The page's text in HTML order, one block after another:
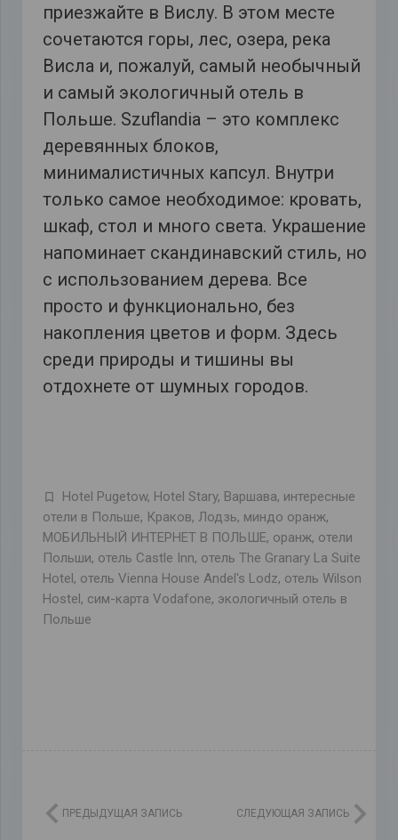
приезжайте в Вислу. В этом месте
сочетаются горы, лес, озера, река
Висла и, пожалуй, самый необычный
и самый экологичный отель в
Польше. Szuflandia – это комплекс
деревянных блоков,
минималистичных капсул. Внутри
только самое необходимое: кровать,
шкаф, стол и много света. Украшение
напоминает скандинавский стиль, но
с использованием дерева. Все
просто и функционально, без
накопления цветов и форм. Здесь
среди природы и тишины вы
отдохнете от шумных городов.
Hotel Pugetow, Hotel Stary, Варшава, интересные
отели в Польше, Краков, Лодзь, миндо оранж,
МОБИЛЬНЫЙ ИНТЕРНЕТ В ПОЛЬШЕ, оранж, отели
Польши, отель Castle Inn, отель The Granary La Suite
Hotel, отель Vienna House Andel's Lodz, отель Wilson
Hostel, сим-карта Vodafonе, экологичный отель в
Польше
ПРЕДЫДУЩАЯ ЗАПИСЬ СЛЕДУЮЩАЯ ЗАПИСЬ